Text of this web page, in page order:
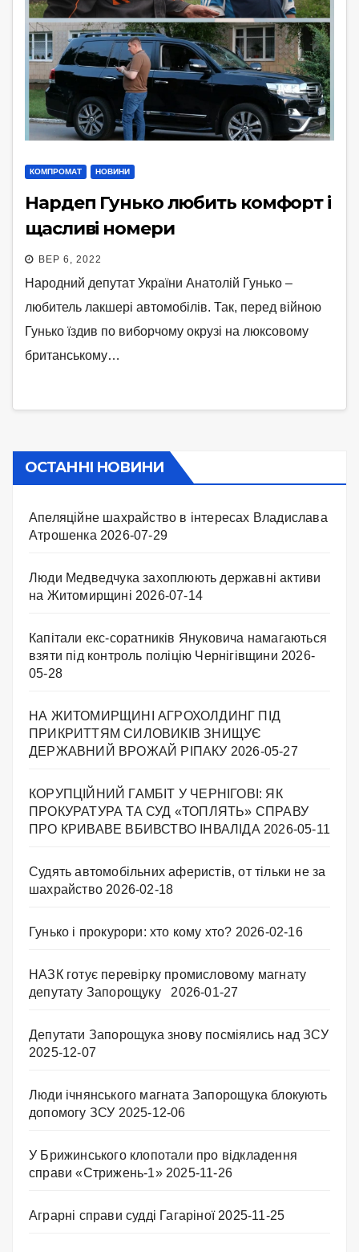
КОМПРОМАТ НОВИНИ
Нардеп Гунько любить комфорт і
щасливі номери
ВЕР 6, 2022
Народний депутат України Анатолій Гунько –
любитель лакшері автомобілів. Так, перед війною
Гунько їздив по виборчому окрузі на люксовому
британському…
ОСТАННІ НОВИНИ
Апеляційне шахрайство в інтересах Владислава
Атрошенка 2026-07-29
Люди Медведчука захоплюють державні активи
на Житомирщині 2026-07-14
Капітали екс-соратників Януковича намагаються
взяти під контроль поліцію Чернігівщини 2026-
05-28
НА ЖИТОМИРЩИНІ АГРОХОЛДИНГ ПІД
ПРИКРИТТЯМ СИЛОВИКІВ ЗНИЩУЄ
ДЕРЖАВНИЙ ВРОЖАЙ РІПАКУ ​ 2026-05-27
КОРУПЦІЙНИЙ ГАМБІТ У ЧЕРНІГОВІ: ЯК
ПРОКУРАТУРА ТА СУД «ТОПЛЯТЬ» СПРАВУ
ПРО КРИВАВЕ ВБИВСТВО ІНВАЛІДА 2026-05-11
Судять автомобільних аферистів, от тільки не за
шахрайство 2026-02-18
Гунько і прокурори: хто кому хто? 2026-02-16
НАЗК готує перевірку промисловому магнату
депутату Запорощуку
2026-01-27
Депутати Запорощука знову посміялись над ЗСУ
2025-12-07
Люди ічнянського магната Запорощука блокують
допомогу ЗСУ 2025-12-06
У Брижинського клопотали про відкладення
справи «Стрижень-1» 2025-11-26
Аграрні справи судді Гагаріної 2025-11-25